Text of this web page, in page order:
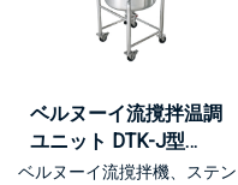
ベルヌーイ流撹拌温調
ユニット DTK-J型
【KU-DTK-J】
ベルヌーイ流撹拌機、ステン